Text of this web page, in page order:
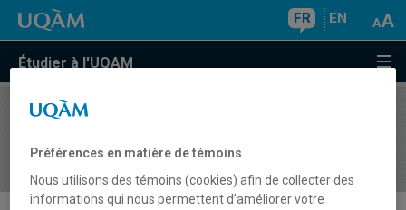
FR EN
Étudier à l'UQAM
COURS//
Context
Préférences en matière de témoins
Nous utilisons des témoins (cookies) afin de collecter des
informations qui nous permettent d’améliorer votre